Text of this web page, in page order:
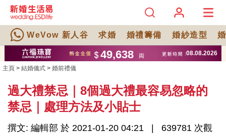
WeVow 新人谷 求婚 婚禮籌備 婚紗造型
主頁 > 結婚儀式 > 婚前禮儀
過大禮禁忌｜8個過大禮最容易忽略的
禁忌｜處理方法及小貼士
撰文: 編輯部 於 2021-01-20 04:21
639781 次觀